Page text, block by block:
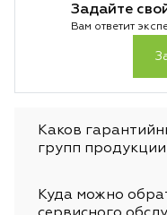
Задайте
Вам ответит
Каков
групп
Куда можно